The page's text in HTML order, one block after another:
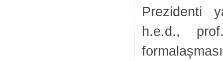
Prezidenti
h.e.d.,